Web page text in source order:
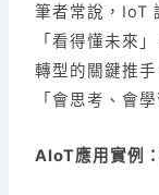
筆者常說，IoT
「看得懂未來
轉型的關鍵推
「會思考、會
AIoT應用實例